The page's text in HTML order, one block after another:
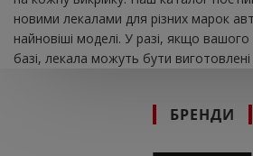
новими лекалами для різних марок
найновіші моделі. У разі, якщо
базі, лекала можуть бути виготовлені
БРЕНДИ